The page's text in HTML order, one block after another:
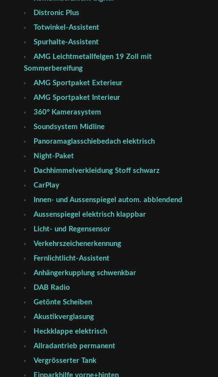
Distronic Plus
Totwinkel-Assistent
Spurhalte-Assistent
AMG Leichtmetallfelgen 19 Zoll mit
Sommerbereifung
AMG Sportpaket Exterieur
AMG Sportpaket Interieur
360° Kamerasystem
Soundsystem Midline
Panoramaglasschiebedach elektrisch
Night-Paket
Dachhimmelverkleidung Stoff schwarz
CarPlay
Innen- und Aussenspiegel autom. abblendend
Aussenspiegel elektrisch klappbar
Licht- und Regensensor
Verkehrszeichenerkennung
Fernlichtlicht-Assistent
Anhängerkupplung schwenkbar
DAB Radio
Getönte Scheiben
Akustikverglasung
Heckklappe elektrisch
Allradantrieb permanent
Vergrösserter Tank
Einparkhilfe vorne+hinten